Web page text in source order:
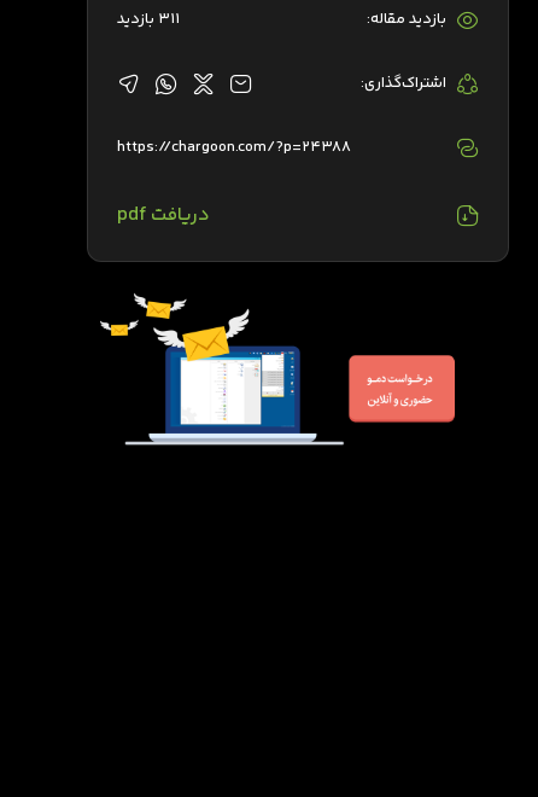
بازدید مقاله: 311 بازدید
اشتراک‌گذاری:
https://chargoon.com/?p=24388
دریافت pdf